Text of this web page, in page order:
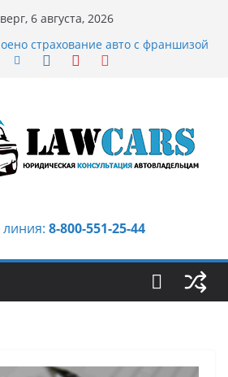
6 августа, 2026
страхование авто с франшизой
может подойти
мотоциклов: когда выбор
философией скорости
выкуп битых авто в Москве:
выбирают mos-auto
серьги: вечная классика
тренд?
8-800-551-25-44